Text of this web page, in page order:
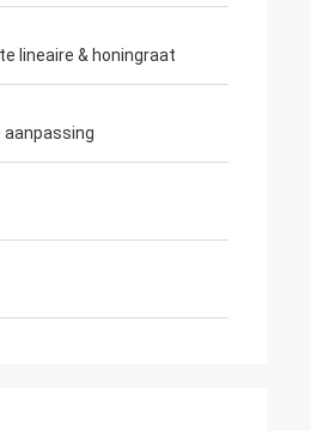
lineaire & honingraat
aanpassing